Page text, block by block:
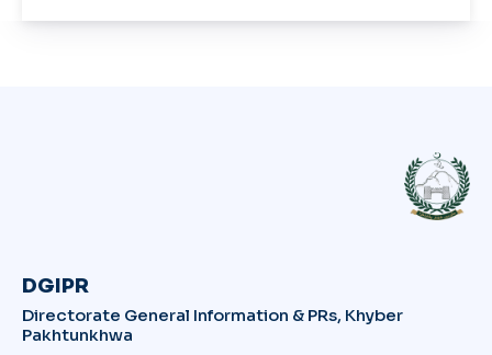
DGIPR
Directorate General Information & PRs, Khyber
Pakhtunkhwa